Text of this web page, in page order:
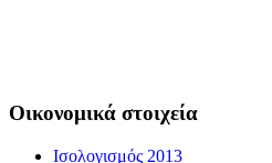
Οικονομικά στοιχεία
Ισολογισμός 2013